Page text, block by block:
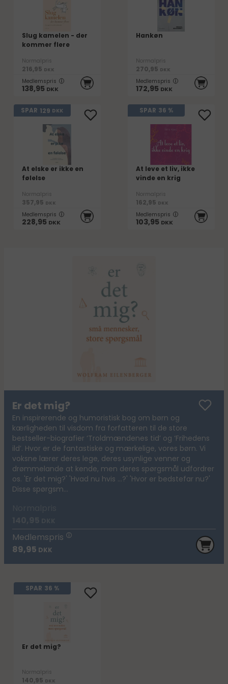
Slug kamelen - der
kommer flere
Normalpris
216,95 DKK
Medlemspris
138,95 DKK
Hankøn
Normalpris
270,95 DKK
Medlemspris
172,95 DKK
SPAR 129 DKK
At elske er ikke en
følelse
Normalpris
357,95 DKK
Medlemspris
228,95 DKK
SPAR 36 %
At leve et liv, ikke
vinde en krig
Normalpris
162,95 DKK
Medlemspris
103,95 DKK
Er det mig?
En inspirerende og humoristisk bog om børn og
kærligheden til visdom fra forfatteren til de store
bestseller-biografier ‘Troldmændenes tid’ og ‘Frihedens
ild’. Hvor er de fantastiske og mærkelige, vores børn. Vi
voksne lærer deres lege, deres usynlige venner og
drømmelande at kende, men deres spørgsmål udfordrer
os. 'Er det mig?' 'Hvad nu hvis ...?' 'Hvor er bedstefar nu?'
Disse spørgsm...
Medlemspris
89,95 DKK
SPAR 36 %
Er det mig?
Normalpris
140,95 DKK